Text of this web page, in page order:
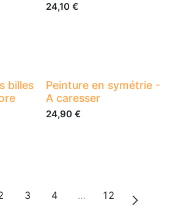
24,10€
billes
Peinture en symétrie -
A caresser
24,90€
3 4 … 12